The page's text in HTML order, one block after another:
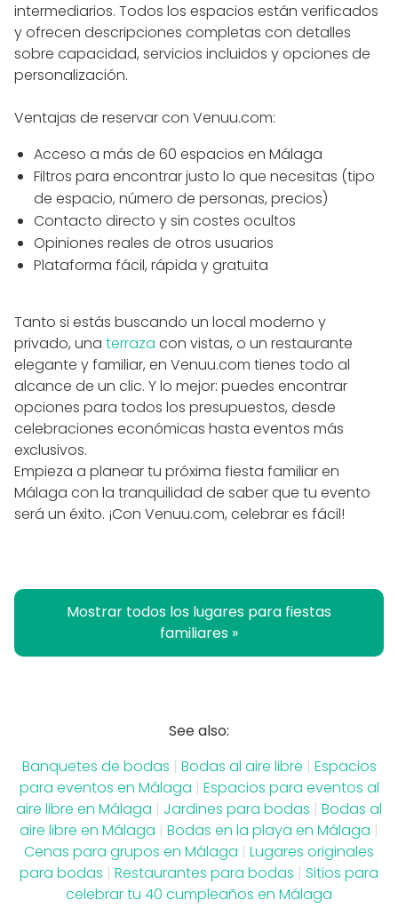
intermediarios. Todos los espacios están verificados
y ofrecen descripciones completas con detalles
sobre capacidad, servicios incluidos y opciones de
personalización.
Ventajas de reservar con Venuu.com:
Acceso a más de 60 espacios en Málaga
Filtros para encontrar justo lo que necesitas (tipo
de espacio, número de personas, precios)
Contacto directo y sin costes ocultos
Opiniones reales de otros usuarios
Plataforma fácil, rápida y gratuita
Tanto si estás buscando un local moderno y
privado, una terraza con vistas, o un restaurante
elegante y familiar, en Venuu.com tienes todo al
alcance de un clic. Y lo mejor: puedes encontrar
opciones para todos los presupuestos, desde
celebraciones económicas hasta eventos más
exclusivos.
Empieza a planear tu próxima fiesta familiar en
Málaga con la tranquilidad de saber que tu evento
será un éxito. ¡Con Venuu.com, celebrar es fácil!
Mostrar todos los lugares para fiestas
familiares »
See also:
Banquetes de bodas | Bodas al aire libre | Espacios
para eventos en Málaga | Espacios para eventos al
aire libre en Málaga | Jardines para bodas | Bodas al
aire libre en Málaga | Bodas en la playa en Málaga |
Cenas para grupos en Málaga | Lugares originales
para bodas | Restaurantes para bodas | Sitios para
celebrar tu 40 cumpleaños en Málaga